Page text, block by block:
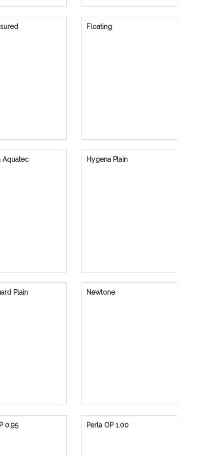
Floating
Aquatec Hygena Plain
Plain Newtone
0.95 Perla OP 1.00